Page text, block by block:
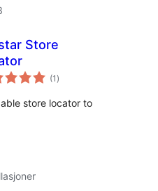
Store
(1 totale
vurderinger
)
store locator to